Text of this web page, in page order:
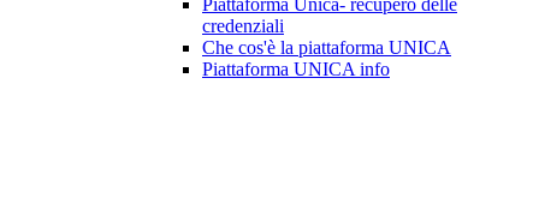
Piattaforma Unica- recupero delle
credenziali
Che cos'è la piattaforma UNICA
Piattaforma UNICA info